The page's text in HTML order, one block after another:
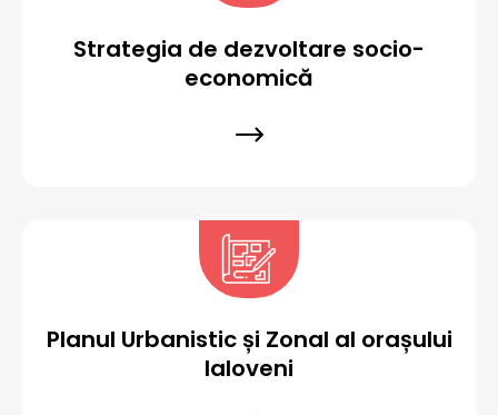
Strategia de dezvoltare socio-
economică
Planul Urbanistic și Zonal al orașului
Ialoveni